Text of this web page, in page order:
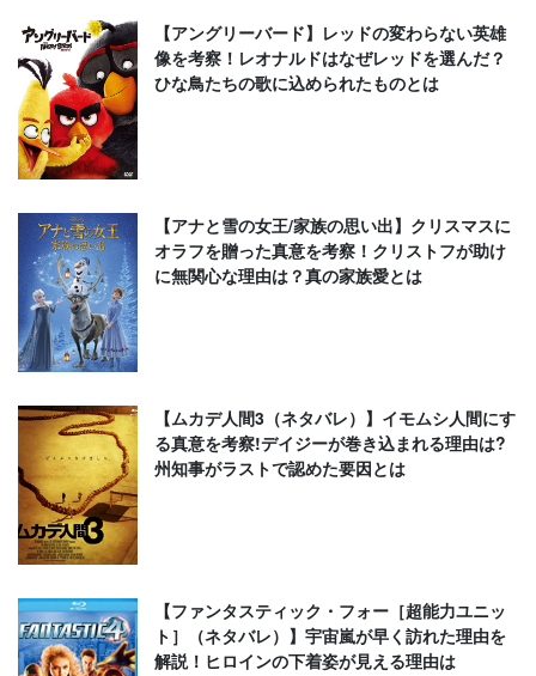
【アングリーバード】レッドの変わらない英雄
像を考察！レオナルドはなぜレッドを選んだ？
ひな鳥たちの歌に込められたものとは
【アナと雪の女王/家族の思い出】クリスマスに
オラフを贈った真意を考察！クリストフが助け
に無関心な理由は？真の家族愛とは
【ムカデ人間3（ネタバレ）】イモムシ人間にす
る真意を考察!デイジーが巻き込まれる理由は?
州知事がラストで認めた要因とは
【ファンタスティック・フォー［超能力ユニッ
ト］（ネタバレ）】宇宙嵐が早く訪れた理由を
解説！ヒロインの下着姿が見える理由は